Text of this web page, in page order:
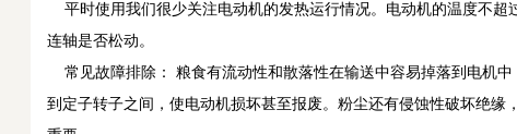
平时使用我们很少关注电动机的发热运行情况。电动机的温度不超
连轴是否松动。
常见故障排除： 粮食有流动性和散落性在输送中容易掉落到电机
到定子转子之间，使电动机损坏甚至报废。粉尘还有侵蚀性破坏绝缘